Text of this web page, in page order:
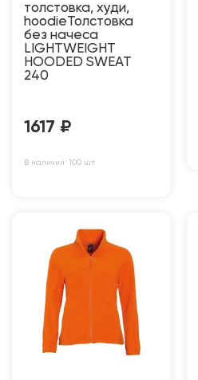
толстовка, худи,
hoodieТолстовка
без начеса
LIGHTWEIGHT
HOODED SWEAT
240
1617 ₽
В наличии: 100 шт